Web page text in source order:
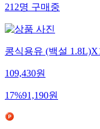
212명구매중
콩식용유 (백설
109,430원
17%91,190원